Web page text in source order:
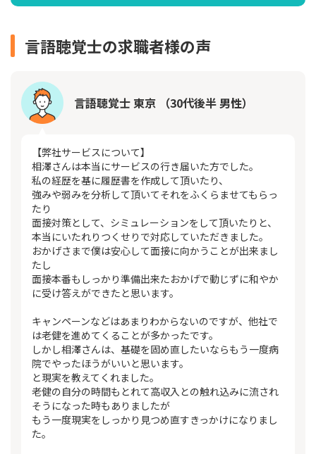
言語聴覚士の求職者様の声
言語聴覚士 東京 （30代後半 男性）
【弊社サービスについて】
相澤さんは本当にサービスの行き届いた方でした。
私の経歴を基に履歴書を作成して頂いたり、
強みや弱みを分析して頂いてそれをふくらませてもらっ
たり
面接対策として、シミュレーションをして頂いたりと、
本当にいたれりつくせりで対応していただきました。
おかげさまで僕は安心して面接に向かうことが出来まし
たし
面接本番もしっかり準備出来たおかげで動じずに和やか
に受け答えができたと思います。
キャンペーンなどはあまりわからないのですが、他社で
は老健を進めてくることが多かったです。
しかし相澤さんは、基礎を固め直したいならもう一度病
院でやったほうがいいと思います。
と現実を教えてくれました。
老健の自分の時間もとれて高収入との触れ込みに流され
そうになった時もありましたが
もう一度現実をしっかり見つめ直すきっかけになりまし
た。